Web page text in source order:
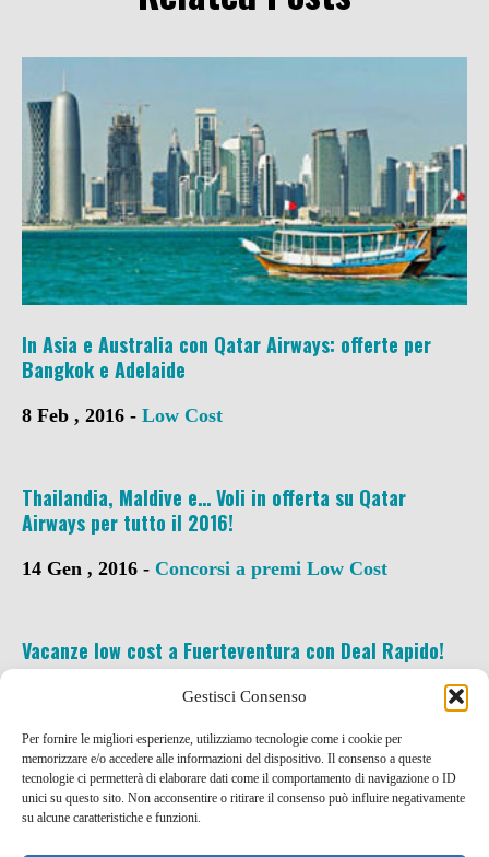
Gestisci Consenso
Per fornire le migliori esperienze, utilizziamo tecnologie come i cookie per
memorizzare e/o accedere alle informazioni del dispositivo. Il consenso a queste
tecnologie ci permetterà di elaborare dati come il comportamento di navigazione o ID
unici su questo sito. Non acconsentire o ritirare il consenso può influire negativamente
su alcune caratteristiche e funzioni.
In Asia e Australia con Qatar Airways: offerte per
Bangkok e Adelaide
8 Feb , 2016 - Low Cost
Thailandia, Maldive e… Voli in offerta su Qatar
Airways per tutto il 2016!
14 Gen , 2016 - Concorsi a premi Low Cost
Vacanze low cost a Fuerteventura con Deal Rapido!
Codici SCONTO e Coupon